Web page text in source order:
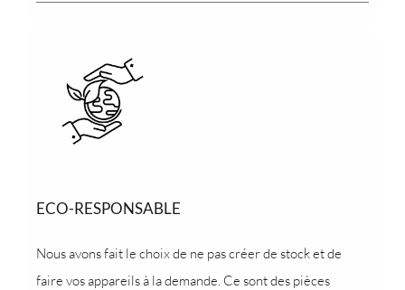
ECO-RESPONSABLE
Nous avons fait le choix de ne pas créer de stock et de
faire vos appareils à la demande. Ce sont des pièces